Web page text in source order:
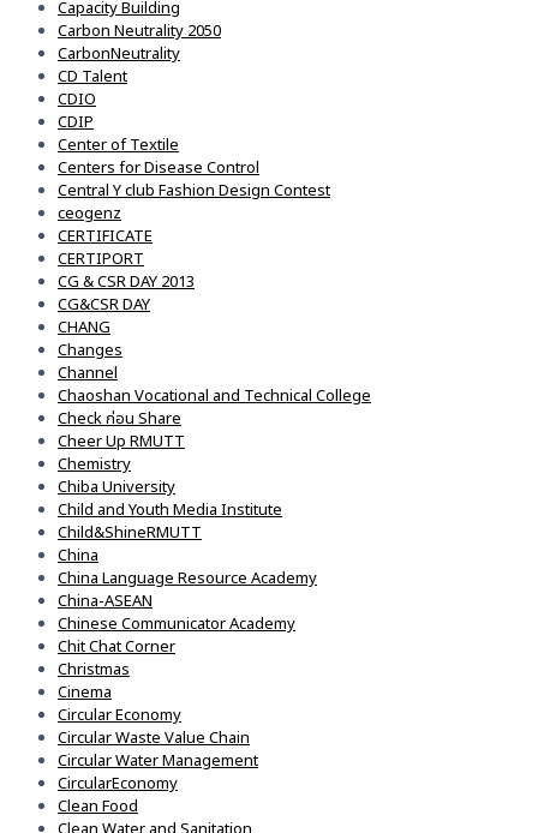
Capacity Building
Carbon Neutrality 2050
CarbonNeutrality
CD Talent
CDIO
CDIP
Center of Textile
Centers for Disease Control
Central Y club Fashion Design Contest
ceogenz
CERTIFICATE
CERTIPORT
CG & CSR DAY 2013
CG&CSR DAY
CHANG
Changes
Channel
Chaoshan Vocational and Technical College
Check ก่อน Share
Cheer Up RMUTT
Chemistry
Chiba University
Child and Youth Media Institute
Child&ShineRMUTT
China
China Language Resource Academy
China-ASEAN
Chinese Communicator Academy
Chit Chat Corner
Christmas
Cinema
Circular Economy
Circular Waste Value Chain
Circular Water Management
CircularEconomy
Clean Food